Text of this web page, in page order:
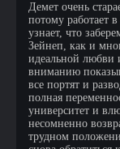
Демет очень
потому работает
узнает, что
Зейнеп, как и
идеальной любви
вниманию
все портят и
полная
университет и
несомненно
трудном